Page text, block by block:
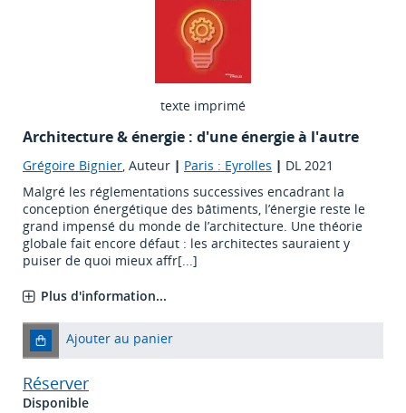
texte imprimé
Architecture & énergie : d'une énergie à l'autre
Grégoire Bignier, Auteur | Paris : Eyrolles | DL 2021
Malgré les réglementations successives encadrant la
conception énergétique des bâtiments, l’énergie reste le
grand impensé du monde de l’architecture. Une théorie
globale fait encore défaut : les architectes sauraient y
puiser de quoi mieux affr[...]
Plus d'information...
Ajouter au panier
Réserver
Disponible